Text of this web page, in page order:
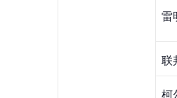
雷
联
柯